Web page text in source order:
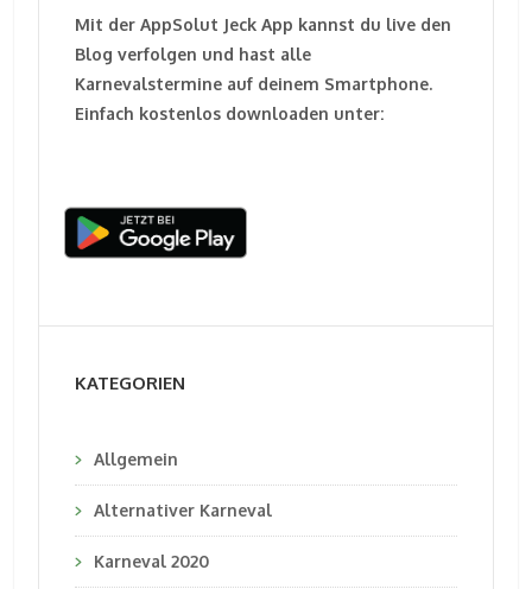
Mit der AppSolut Jeck App kannst du live den
Blog verfolgen und hast alle
Karnevalstermine auf deinem Smartphone.
Einfach kostenlos downloaden unter:
KATEGORIEN
Allgemein
Alternativer Karneval
Karneval 2020